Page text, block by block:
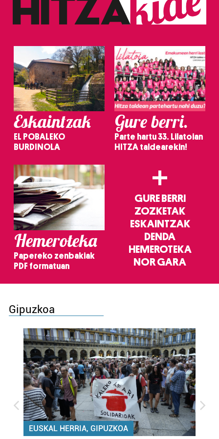
erabiltzeko baimen esplizitua ematen diguzu.
Gehiago
Eskaintzak
EL POBALEKO
BURDINOLA
Gure berri.
Parte hartu 33. Lilatoian
HITZA taldearekin!
Hemeroteka
Papereko zenbakiak
PDF formatuan
+
GURE BERRI
ZOZKETAK
ESKAINTZAK
DENDA
HEMEROTEKA
NOR GARA
Gipuzkoa
EUSKAL HERRIA, GIPUZKOA